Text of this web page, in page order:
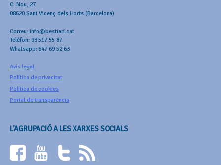
C. Nou, 27
08620 Sant Vicenç dels Horts (Barcelona)
Correu: info@bestiari.cat
Telèfon: 93 517 55 87
Whatsapp: 647 69 52 63
Avís legal
Política de privacitat
Política de cookies
Portal de transparència
L’AGRUPACIÓ A LES XARXES SOCIALS